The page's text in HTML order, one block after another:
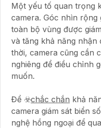
Một yếu tố quan trọng
camera. Góc nhìn rộng
toàn bộ vùng được
và tăng khả năng nhận
thời, camera cũng cần
nghiêng để điều chỉnh
muốn.
Để ☣️chắc chắn khả
camera giám sát biển
nghệ hồng ngoại để